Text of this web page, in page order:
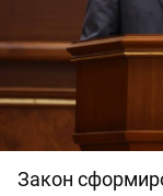
Закон